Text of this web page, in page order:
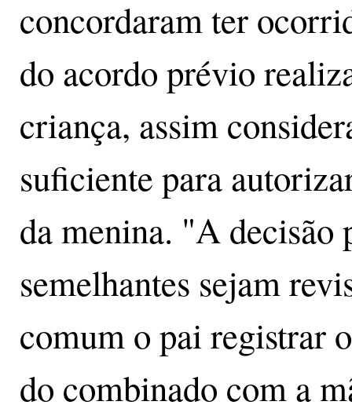
concordaram ter
do acordo prévio
criança, assim
suficiente para
da menina. "A decisão
semelhantes sejam
comum o pai registrar
do combinado com a